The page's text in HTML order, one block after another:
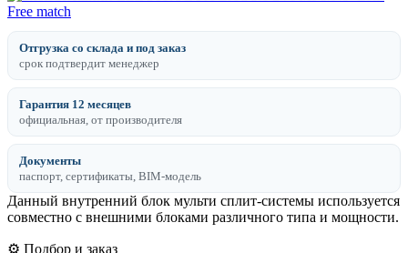
Отгрузка со склада и под заказ
срок подтвердит менеджер
Гарантия 12 месяцев
официальная, от производителя
Документы
паспорт, сертификаты, BIM-модель
Данный внутренний блок мульти сплит-системы используется
совместно с внешними блоками различного типа и мощности.
⚙️ Подбор и заказ